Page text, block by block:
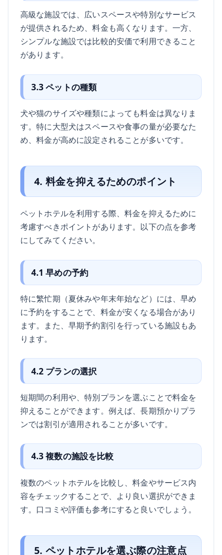
高級な施設では、広いスペースや特別なサービス
が提供されるため、料金も高くなります。一方、
シンプルな施設では比較的安価で利用できること
があります。
3.3 ペットの種類
犬や猫のサイズや種類によっても料金は異なりま
す。特に大型犬はスペースや食事の量が必要なた
め、料金が高めに設定されることが多いです。
4. 料金を抑えるためのポイント
ペットホテルを利用する際、料金を抑えるために
考慮すべきポイントがあります。以下の点を参考
にしてみてください。
4.1 早めの予約
特に繁忙期（夏休みや年末年始など）には、早め
に予約をすることで、料金が安くなる場合があり
ます。また、早期予約割引を行っている施設もあ
ります。
4.2 プランの選択
短期間の利用や、特別プランを選ぶことで料金を
抑えることができます。例えば、長期預かりプラ
ンでは割引が適用されることが多いです。
4.3 複数の施設を比較
複数のペットホテルを比較し、料金やサービス内
容をチェックすることで、より良い選択ができま
す。口コミや評価も参考にすると良いでしょう。
5. ペットホテルを選ぶ際の注意点